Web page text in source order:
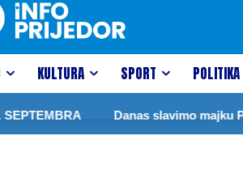
KULTURA SPORT POLITIKA
Danas slavimo majku